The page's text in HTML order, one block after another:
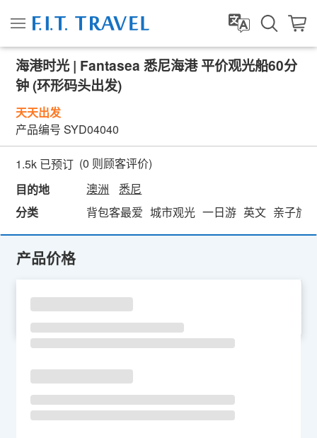
海港时光 | Fantasea 悉尼海港 平价观光船60分
钟 (环形码头出发)
天天出发
产品编号 SYD04040
1.5k 已预订 (0 则顾客评价)
目的地
澳洲
悉尼
分类
背包客最爱 城市观光 一日游 英文 亲子旅
产品价格